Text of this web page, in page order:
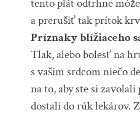
tento plát odtrhne
a prerušiť tak prítok
Príznaky blížiaceho
Tlak, alebo bolesť na
s vašim srdcom niečo
na to, aby ste si
dostali do rúk lekárov.